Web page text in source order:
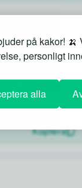
på kakor! 🍌
personligt
alla
kända
Föreslå
Kopiera